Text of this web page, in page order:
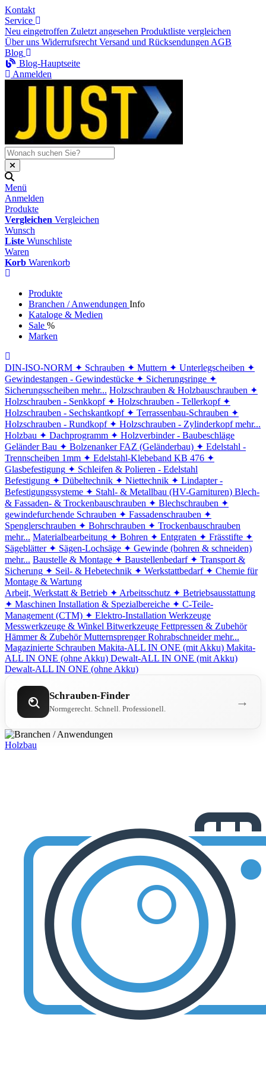
Kontakt
Service
Neu eingetroffen Zuletzt angesehen Produktliste vergleichen
Über uns Widerrufsrecht Versand und Rücksendungen AGB
Blog
Blog-Hauptseite
Anmelden
Menü
Anmelden
Produkte
Vergleichen Vergleichen
Wunsch
Liste Wunschliste
Waren
Korb Warenkorb
Produkte
Branchen / Anwendungen Info
Kataloge & Medien
Sale %
Marken
DIN-ISO-NORM ✦ Schrauben ✦ Muttern ✦ Unterlegscheiben ✦
Gewindestangen - Gewindestücke ✦ Sicherungsringe ✦
Sicherungsscheiben mehr... Holzschrauben & Holzbauschrauben ✦
Holzschrauben - Senkkopf ✦ Holzschrauben - Tellerkopf ✦
Holzschrauben - Sechskantkopf ✦ Terrassenbau-Schrauben ✦
Holzschrauben - Rundkopf ✦ Holzschrauben - Zylinderkopf mehr...
Holzbau ✦ Dachprogramm ✦ Holzverbinder - Baubeschläge
Geländer Bau ✦ Bolzenanker FAZ (Geländerbau) ✦ Edelstahl -
Trennscheiben 1mm ✦ Edelstahl-Klebeband KB 476 ✦
Glasbefestigung ✦ Schleifen & Polieren - Edelstahl
Befestigung ✦ Dübeltechnik ✦ Niettechnik ✦ Lindapter -
Befestigungssysteme ✦ Stahl- & Metallbau (HV-Garnituren) Blech-
& Fassaden- & Trockenbauschrauben ✦ Blechschrauben ✦
gewindefurchende Schrauben ✦ Fassadenschrauben ✦
Spenglerschrauben ✦ Bohrschrauben ✦ Trockenbauschrauben
mehr... Materialbearbeitung ✦ Bohren ✦ Entgraten ✦ Frässtifte ✦
Sägeblätter ✦ Sägen-Lochsäge ✦ Gewinde (bohren & schneiden)
mehr... Baustelle & Montage ✦ Baustellenbedarf ✦ Transport &
Sicherung ✦ Seil- & Hebetechnik ✦ Werkstattbedarf ✦ Chemie für
Montage & Wartung
Arbeit, Werkstatt & Betrieb ✦ Arbeitsschutz ✦ Betriebsausstattung
✦ Maschinen Installation & Spezialbereiche ✦ C-Teile-
Management (CTM) ✦ Elektro-Installation Werkzeuge
Messwerkzeuge & Winkel Bitwerkzeuge Fettpressen & Zubehör
Hämmer & Zubehör Mutternsprenger Rohrabschneider mehr...
Magazinierte Schrauben Makita-ALL IN ONE (mit Akku) Makita-
ALL IN ONE (ohne Akku) Dewalt-ALL IN ONE (mit Akku)
Dewalt-ALL IN ONE (ohne Akku)
Schrauben-Finder
Normgerecht. Schnell. Professionell. →
Holzbau